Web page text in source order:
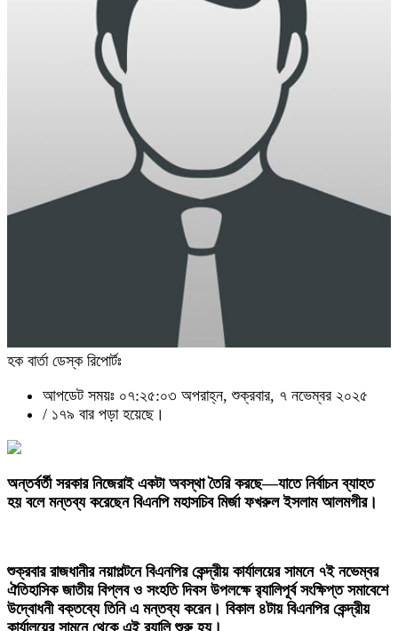
হক বার্তা ডেস্ক রিপোর্টঃ
আপডেট সময়ঃ ০৭:২৫:০৩ অপরাহ্ন, শুক্রবার, ৭ নভেম্বর ২০২৫
/ ১৭৯ বার পড়া হয়েছে।
‎অন্তর্বর্তী সরকার নিজেরাই একটা অবস্থা তৈরি করছে—যাতে নির্বাচন ব্যাহত
হয় বলে মন্তব্য করেছেন বিএনপি মহাসচিব মির্জা ফখরুল ইসলাম আলমগীর।
‎শুক্রবার রাজধানীর নয়াপল্টনে বিএনপির কেন্দ্রীয় কার্যালয়ের সামনে ৭ই নভেম্বর
ঐতিহাসিক জাতীয় বিপ্লব ও সংহতি দিবস উপলক্ষে র‍্যালিপূর্ব সংক্ষিপ্ত সমাবেশে
উদ্বোধনী বক্তব্যে তিনি এ মন্তব্য করেন। বিকাল ৪টায় বিএনপির কেন্দ্রীয়
কার্যালয়ের সামনে থেকে এই র‍্যালি শুরু হয়।